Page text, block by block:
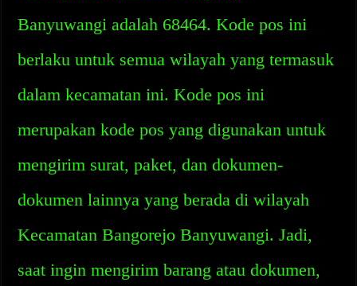
Banyuwangi adalah 68464. Kode pos ini
berlaku untuk semua wilayah yang termasuk
dalam kecamatan ini. Kode pos ini
merupakan kode pos yang digunakan untuk
mengirim surat, paket, dan dokumen-
dokumen lainnya yang berada di wilayah
Kecamatan Bangorejo Banyuwangi. Jadi,
saat ingin mengirim barang atau dokumen,